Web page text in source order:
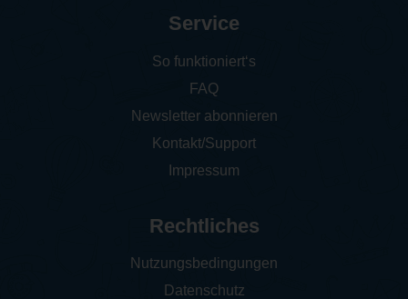
Service
So funktioniert‘s
FAQ
Newsletter abonnieren
Kontakt/Support
Impressum
Rechtliches
Nutzungsbedingungen
Datenschutz